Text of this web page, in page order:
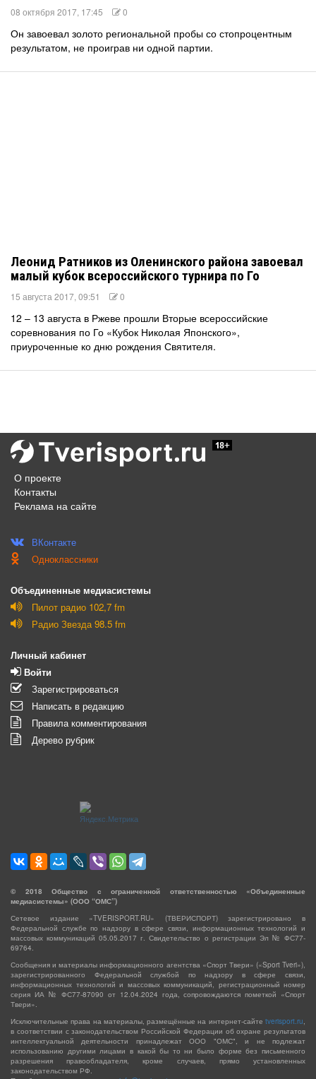
08 октября 2017, 17:45 0
Он завоевал золото региональной пробы со стопроцентным
результатом, не проиграв ни одной партии.
Леонид Ратников из Оленинского района завоевал
малый кубок всероссийского турнира по Го
15 августа 2017, 09:51 0
12 – 13 августа в Ржеве прошли Вторые всероссийские
соревнования по Го «Кубок Николая Японского»,
приуроченные ко дню рождения Святителя.
О проекте
Контакты
Реклама на сайте
ВКонтакте
Одноклассники
Объединенные медиасистемы
Пилот радио 102,7 fm
Радио Звезда 98.5 fm
Личный кабинет
Войти
Зарегистрироваться
Написать в редакцию
Правила комментирования
Дерево рубрик
© 2018 Общество с ограниченной ответственностью «Объединенные
медиасистемы» (ООО “ОМС”)
Сетевое издание «TVERISPORT.RU» (ТВЕРИСПОРТ) зарегистрировано в
Федеральной службе по надзору в сфере связи, информационных технологий и
массовых коммуникаций 05.05.2017 г. Свидетельство о регистрации Эл № ФС77-
69764.
Сообщения и материалы информационного агентства «Спорт Твери» («Sport Tveri»),
зарегистрированного Федеральной службой по надзору в сфере связи,
информационных технологий и массовых коммуникаций, регистрационный номер
серия ИА № ФС77-87090 от 12.04.2024 года, сопровождаются пометкой «Спорт
Твери».
Исключительные права на материалы, размещённые на интернет-сайте tverisport.ru,
в соответствии с законодательством Российской Федерации об охране результатов
интеллектуальной деятельности принадлежат ООО "ОМС", и не подлежат
использованию другими лицами в какой бы то ни было форме без письменного
разрешения правообладателя, кроме случаев, прямо установленных
законодательством РФ.